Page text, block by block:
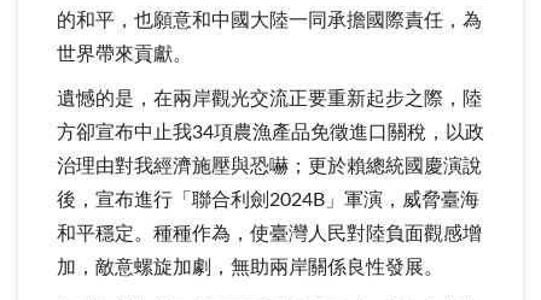
的和平，也願意和中國大陸一同承擔國際責任，為
世界帶來貢獻。
遺憾的是，在兩岸觀光交流正要重新起步之際，陸
方卻宣布中止我34項農漁產品免徵進口關稅，以政
治理由對我經濟施壓與恐嚇；更於賴總統國慶演說
後，宣布進行「聯合利劍2024B」軍演，威脅臺海
和平穩定。種種作為，使臺灣人民對陸負面觀感增
加，敵意螺旋加劇，無助兩岸關係良性發展。